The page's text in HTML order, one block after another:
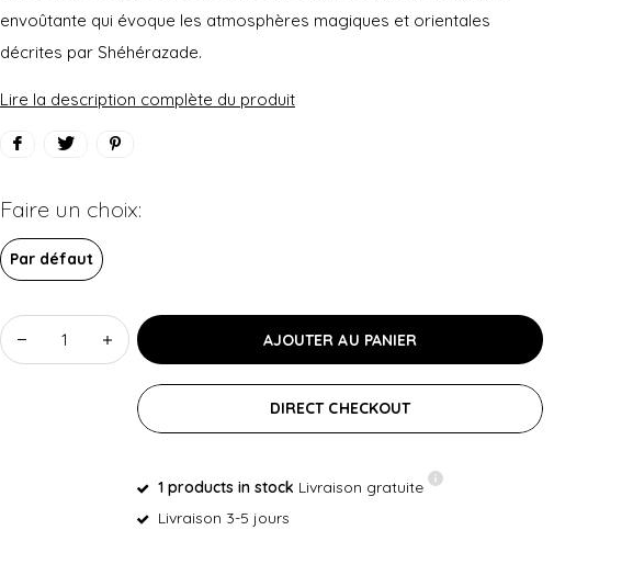
envoûtante qui évoque les atmosphères magiques et orientales
décrites par Shéhérazade.
Lire la description complète du produit
Faire un choix:
Par défaut
AJOUTER AU PANIER
DIRECT CHECKOUT
1 products in stock Livraison gratuite
Livraison 3-5 jours